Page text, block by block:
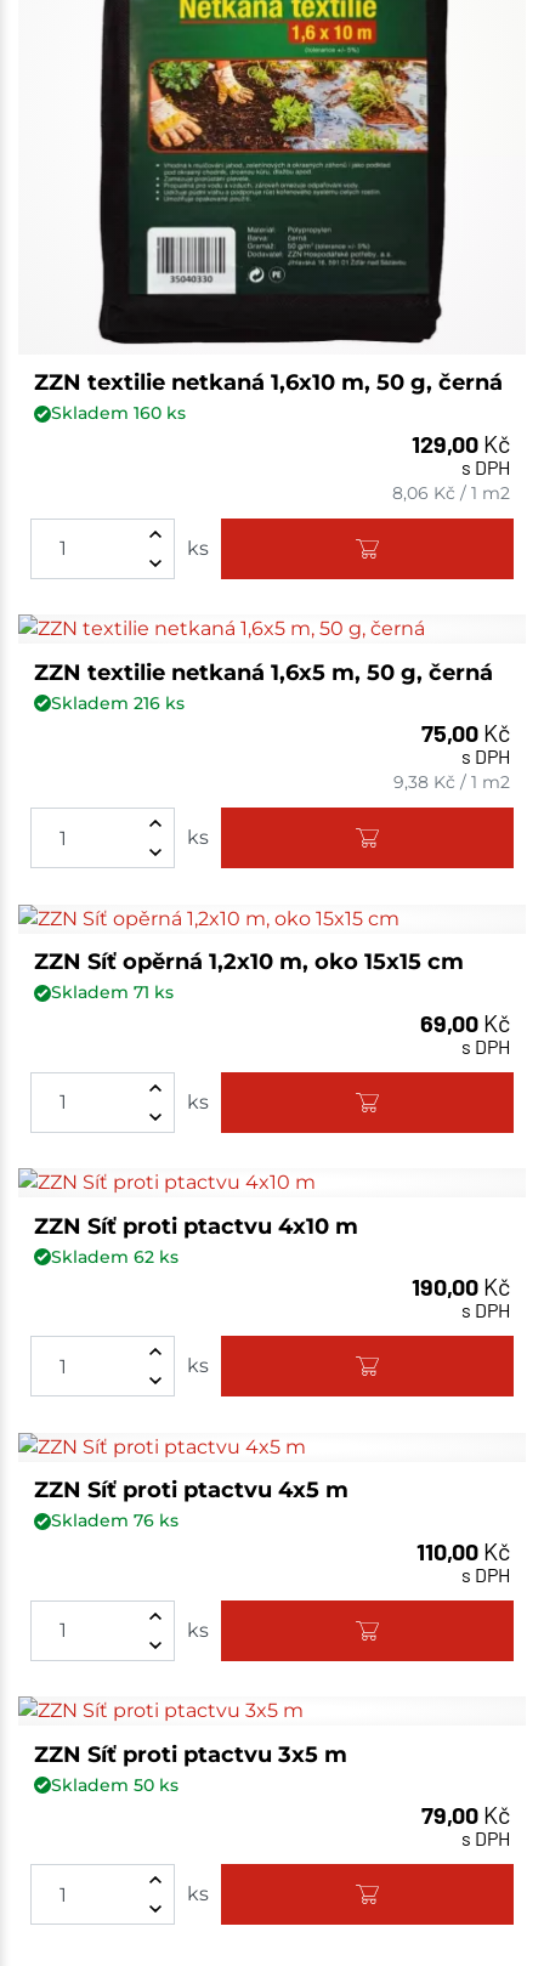
ZZN textilie netkaná 1,6x10 m, 50 g, černá
Skladem 160ks
129,00 Kč
s DPH
8,06 Kč /1 m2
ks
ZZN textilie netkaná 1,6x5 m, 50 g, černá
Skladem 216ks
75,00 Kč
s DPH
9,38 Kč /1 m2
ks
ZZN Síť opěrná 1,2x10 m, oko 15x15 cm
Skladem 71 ks
69,00 Kč
s DPH
ks
ZZN Síť proti ptactvu 4x10 m
Skladem 62ks
190,00 Kč
s DPH
ks
ZZN Síť proti ptactvu 4x5 m
Skladem 76ks
110,00 Kč
s DPH
ks
ZZN Síť proti ptactvu 3x5 m
Skladem 50ks
79,00 Kč
s DPH
ks